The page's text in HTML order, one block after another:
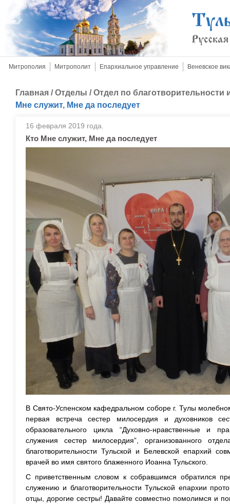
Митрополия Митрополит Епархиальное управление Веневское
Главная /Отделы /Отдел по
Мне служит, Мне да последует
16 февраля 2019 года.
Кто Мне служит, Мне да последует
В Свято-Успенском кафедральном соборе г. Тулы
первая встреча сестер милосердия и духовников
образовательного цикла “Духовно-нравственные и
служения сестер милосердия”, организованного
благотворительности Тульской и Белевской епархий
врачей во имя святого блаженного Иоанна Тульского.
С приветственным словом к собравшимся обратился
служению и благотворительности Тульской епархии
отцы, дорогие сестры! Давайте совместно помолимся и